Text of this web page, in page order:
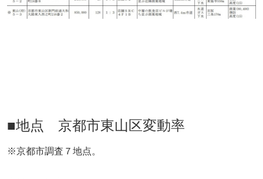
■地点 京都市東山区変動率
※京都市調査７地点。